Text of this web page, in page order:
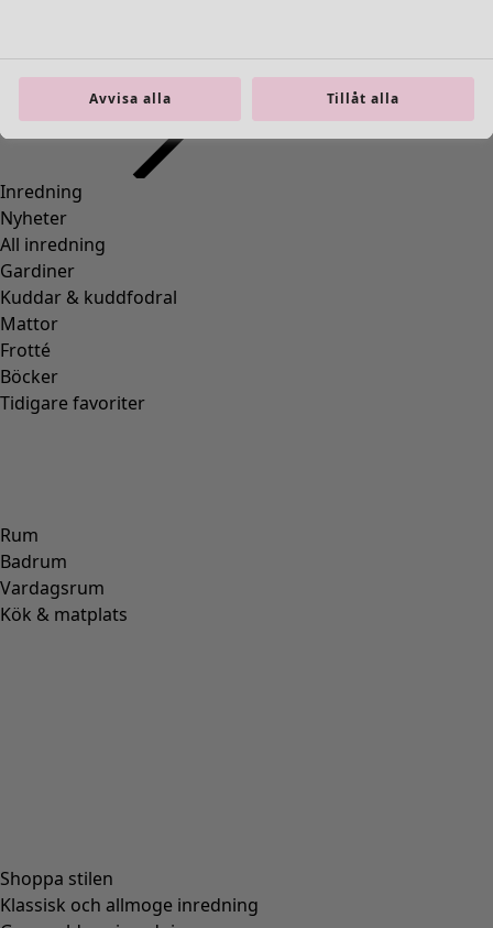
Inredning
Nyheter
All inredning
Gardiner
Kuddar & kuddfodral
Mattor
Frotté
Böcker
Tidigare favoriter
Rum
Badrum
Vardagsrum
Kök & matplats
Shoppa stilen
Klassisk och allmoge inredning
Avvisa alla Tillåt alla